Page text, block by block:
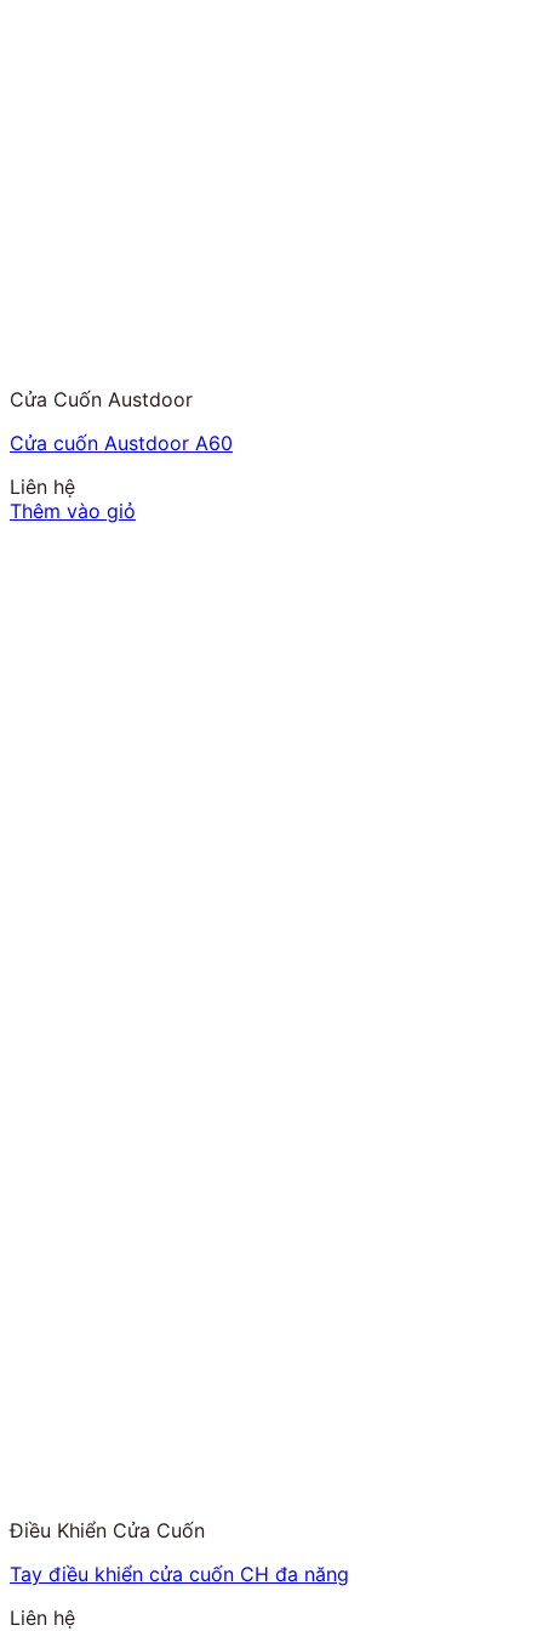
Cửa Cuốn Austdoor
Cửa cuốn Austdoor A60
Liên hệ
Thêm vào giỏ
Điều Khiển Cửa Cuốn
Tay điều khiển cửa cuốn CH đa năng
Liên hệ